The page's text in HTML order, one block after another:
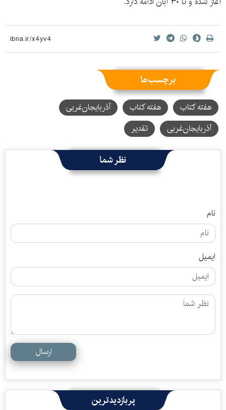
برچسب‌ها
هفته کتاب هفته کتاب
آذربایجان‌غربی
آذربایجان‌‌غربی
تقدیر
نظر شما
نام
ایمیل
ارسال
پربازدیدترین